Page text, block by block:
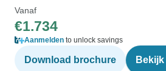
Vanaf
€1.734
Aanmelden to unlock savings
Download brochure